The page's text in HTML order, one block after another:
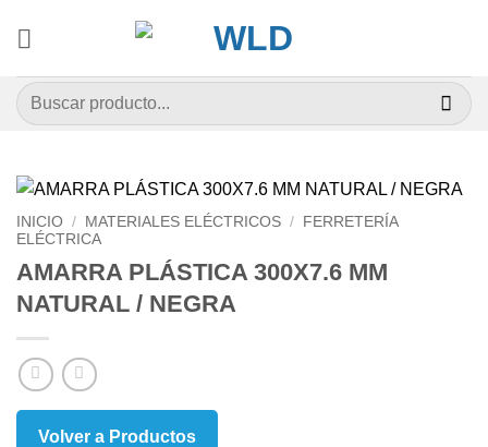
Buscar
por:
INICIO / MATERIALES ELÉCTRICOS /
FERRETERÍA
ELÉCTRICA
AMARRA PLÁSTICA 300X7.6 MM
NATURAL / NEGRA
Volver a Productos